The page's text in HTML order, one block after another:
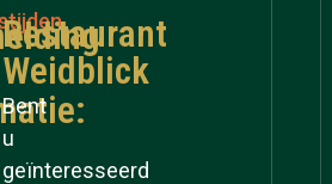
Restaurant
Weidblick
Bent
u
geïnteresseerd